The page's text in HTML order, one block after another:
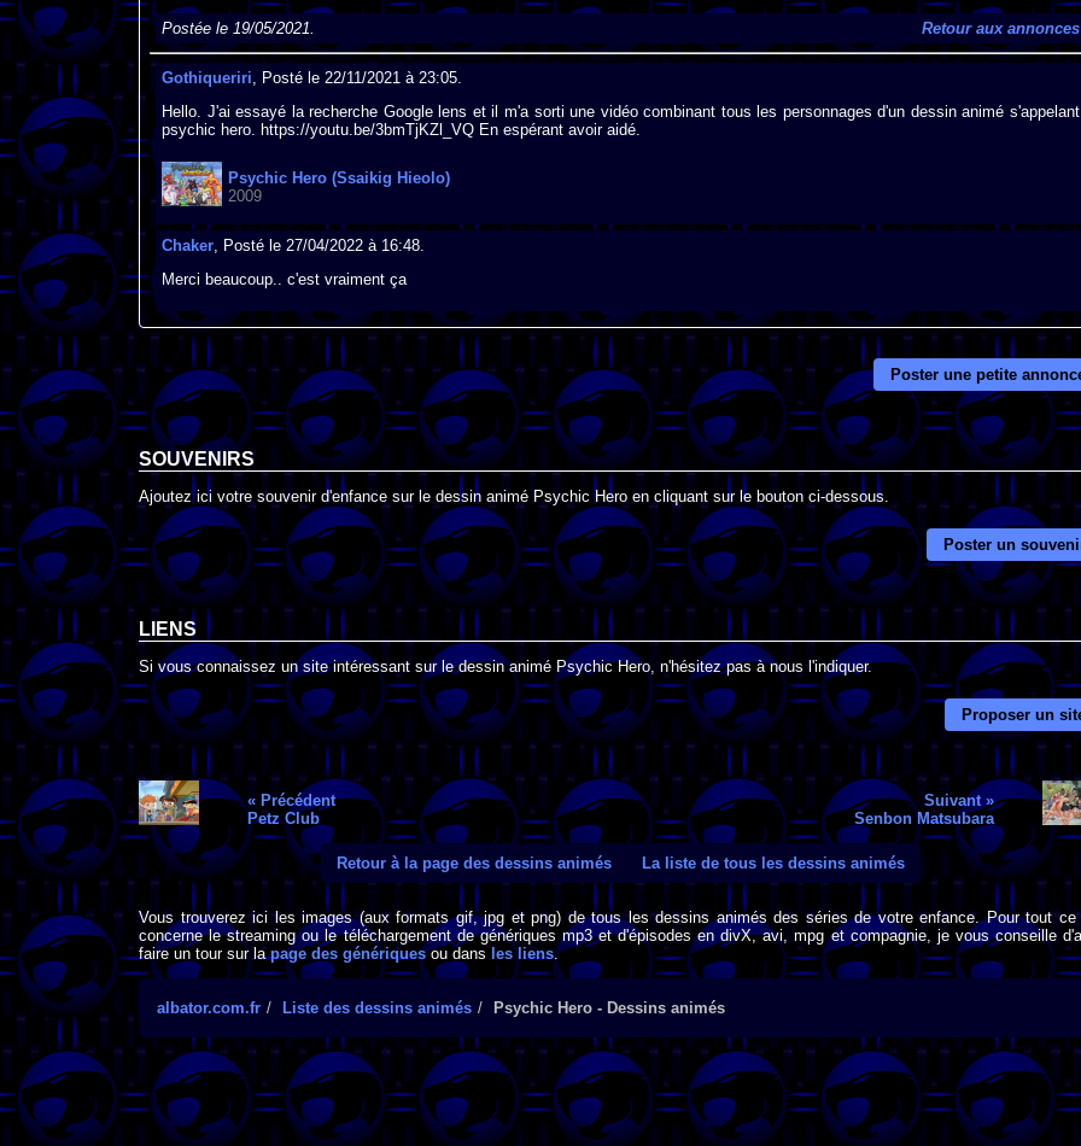
Postée le 19/05/2021. Retour aux annonces
Gothiqueriri , Posté le 22/11/2021 à 23:05.
Hello. J'ai essayé la recherche Google lens et il m'a sorti une vidéo combinant tous les personnages d'un dessin animé s'appelant
psychic hero. https://youtu.be/3bmTjKZl_VQ En espérant avoir aidé.
Psychic Hero (Ssaikig Hieolo)
2009
Chaker, Posté le 27/04/2022 à 16:48.
Merci beaucoup.. c'est vraiment ça
Poster une petite
SOUVENIRS
Ajoutez ici votre souvenir d'enfance sur le dessin animé Psychic Hero en cliquant sur le bouton ci-dessous.
Poster un
LIENS
Si vous connaissez un site intéressant sur le dessin animé Psychic Hero, n'hésitez pas à nous l'indiquer.
Proposer un
« Précédent
Petz Club
Suivant »
Senbon Matsubara
Retour à la page des dessins animés La liste de tous les dessins animés
Vous trouverez ici les images (aux formats gif, jpg et png) de tous les dessins animés des séries de votre enfance. Pour tout ce
concerne le streaming ou le téléchargement de génériques mp3 et d'épisodes en divX, avi, mpg et compagnie, je vous conseille
faire un tour sur lapage des génériquesou dans les liens.
albator.com.fr Liste des dessins animés Psychic Hero - Dessins animés